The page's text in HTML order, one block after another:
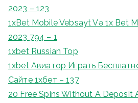
2023 – 123
1xBet Mobile Vebsayt Və 1x Bet
2023 794 – 1
1xbet Russian Top
1xbet Авиатор Играть
Сайте 1хбет – 137
20 Free Spins Without A Deposit